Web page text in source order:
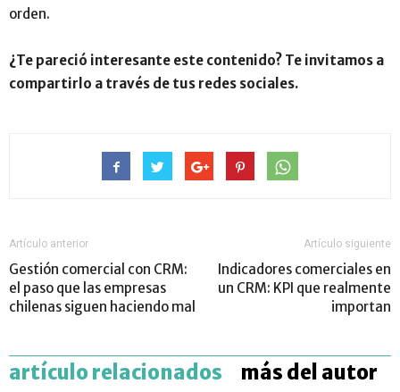
orden.
¿Te pareció interesante este contenido? Te invitamos a
compartirlo a través de tus redes sociales.
Artículo anterior
Gestión comercial con CRM:
el paso que las empresas
chilenas siguen haciendo mal
Artículo siguiente
Indicadores comerciales en
un CRM: KPI que realmente
importan
artículo relacionados más del autor